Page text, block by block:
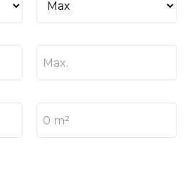
Max.
0 m²